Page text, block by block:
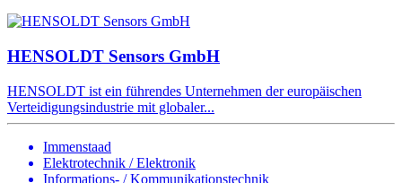
HENSOLDT Sensors GmbH
HENSOLDT ist ein führendes Unternehmen der europäischen
Verteidigungsindustrie mit globaler...
Immenstaad
Elektrotechnik / Elektronik
Informations- / Kommunikationstechnik